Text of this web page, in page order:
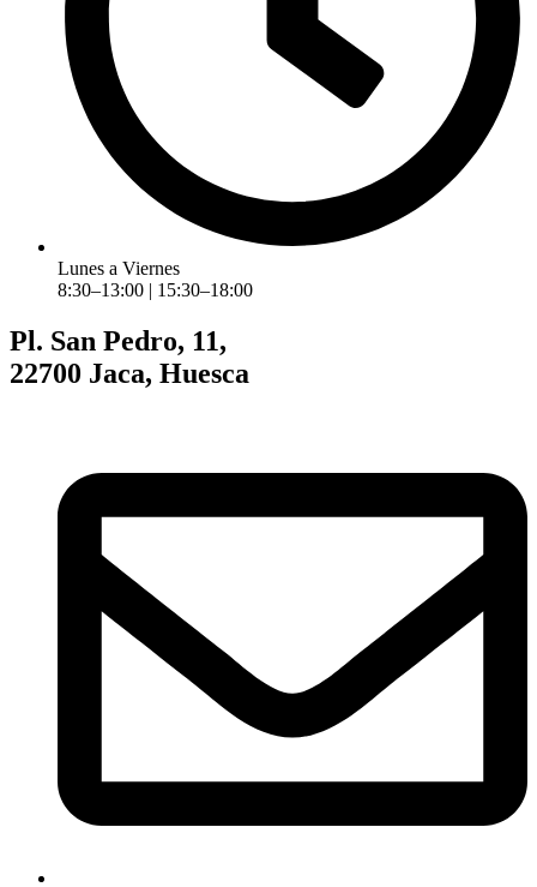
Lunes a Viernes
8:30–13:00 | 15:30–18:00
Pl. San Pedro, 11,
22700 Jaca, Huesca